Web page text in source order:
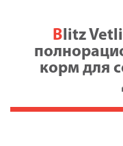
Blitz Vetline Diabetic сухой
корм для